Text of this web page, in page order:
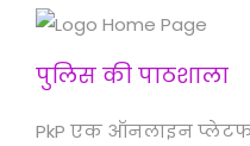
पुलिस की पाठशाला
PkP एक ऑनलाइन